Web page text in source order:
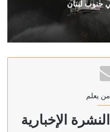
جنوب لبنان
يعلم
الإخبارية